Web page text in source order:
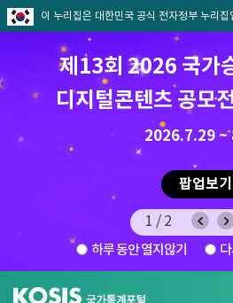
이 누리집은 대한민국 공식 전자정부 누리집
제13회 2026 국가
디지털콘텐츠 공모
2026.7.29 ~
팝업보기
8.7.(금) ~
1/2
하루 동안 열지않기